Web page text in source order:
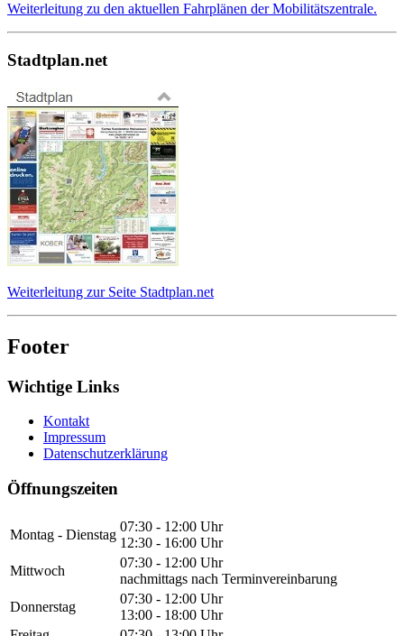
Weiterleitung zu den aktuellen Fahrplänen der Mobilitätszentrale.
Stadtplan.net
Weiterleitung zur Seite Stadtplan.net
Footer
Wichtige Links
Kontakt
Impressum
Datenschutzerklärung
Öffnungszeiten
Montag - Dienstag
07:30 - 12:00 Uhr
12:30 - 16:00 Uhr
Mittwoch
07:30 - 12:00 Uhr
nachmittags nach Terminvereinbarung
Donnerstag
07:30 - 12:00 Uhr
13:00 - 18:00 Uhr